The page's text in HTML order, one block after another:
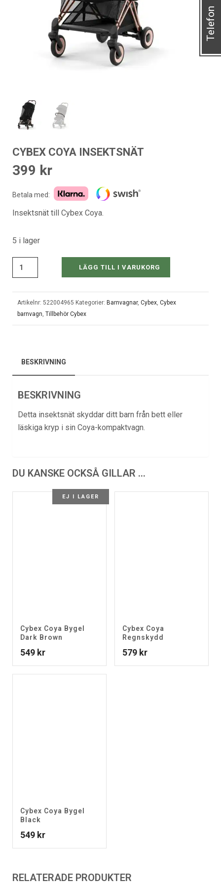
CYBEX COYA INSEKTSNÄT
399 kr
Betala med:
Insektsnät till Cybex Coya.
5 i lager
LÄGG TILL I VARUKORG
Artikelnr: 522004965 Kategorier: Barnvagnar, Cybex, Cybex
barnvagn, Tillbehör Cybex
BESKRIVNING
BESKRIVNING
Detta insektsnät skyddar ditt barn från bett eller
läskiga kryp i sin Coya-kompaktvagn.
DU KANSKE OCKSÅ GILLAR …
EJ I LAGER
Cybex Coya Bygel
Dark Brown
549 kr
Cybex Coya
Regnskydd
579 kr
Cybex Coya Bygel
Black
549 kr
RELATERADE PRODUKTER
Telefon